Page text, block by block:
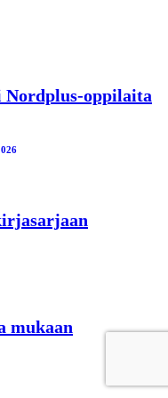
Nordplus-oppilaita
mukaan